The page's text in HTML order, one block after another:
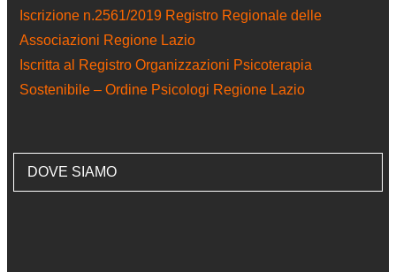
Iscrizione n.2561/2019 Registro Regionale delle
Associazioni Regione Lazio
Iscritta al Registro Organizzazioni Psicoterapia
Sostenibile – Ordine Psicologi Regione Lazio
DOVE SIAMO